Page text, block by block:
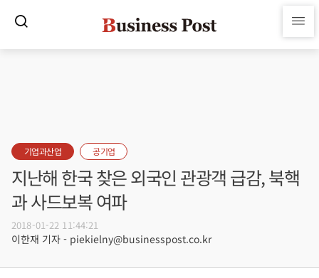
기업과산업 공기업
지난해 한국 찾은 외국인 관광객 급감, 북핵
과 사드보복 여파
2018-01-22 11:44:21
이한재 기자 - piekielny@businesspost.co.kr